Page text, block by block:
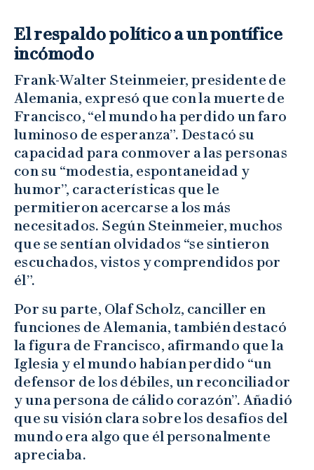
El respaldo político a un pontífice
incómodo
Frank-Walter Steinmeier, presidente de
Alemania, expresó que con la muerte de
Francisco, “el mundo ha perdido un faro
luminoso de esperanza”. Destacó su
capacidad para conmover a las personas
con su “modestia, espontaneidad y
humor”, características que le
permitieron acercarse a los más
necesitados. Según Steinmeier, muchos
que se sentían olvidados “se sintieron
escuchados, vistos y comprendidos por
él”.
Por su parte, Olaf Scholz, canciller en
funciones de Alemania, también destacó
la figura de Francisco, afirmando que la
Iglesia y el mundo habían perdido “un
defensor de los débiles, un reconciliador
y una persona de cálido corazón”. Añadió
que su visión clara sobre los desafíos del
mundo era algo que él personalmente
apreciaba.